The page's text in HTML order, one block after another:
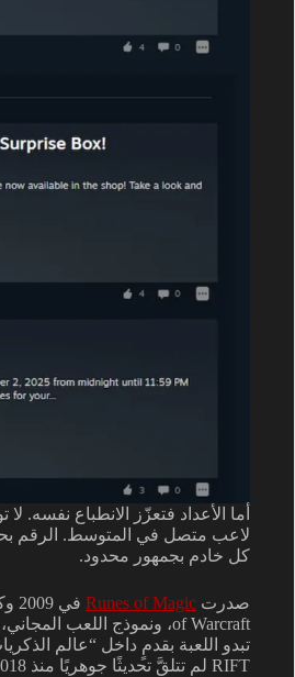
لاعب متصل في المتوسط. الرقم
كل خادم بجمهور محدود.
صدرت Runes of Magic
تبدو اللعبة بقدمٍ داخل “عالم
RIFT لم تتلقَّ تحديثًا جوهريًا منذ 2018 ولا تزال تعمل.